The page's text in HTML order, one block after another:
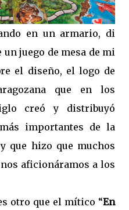
en un armario, di
un juego de mesa de mi
el diseño, el logo de
que en los
creó y distribuyó
importantes de la
que hizo que muchos
aficionáramos a los
otro que el mítico “En